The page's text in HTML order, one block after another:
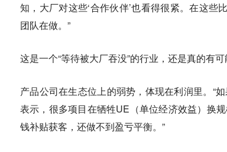
知，大厂对这些‘合作伙伴’也看得很紧。在这
团队在做。”
这是一个“等待被大厂吞没”的行业，还是真的有
产品公司在生态位上的弱势，体现在利润里。“
表示，很多项目在牺牲UE（单位经济效益）换
钱补贴获客，还做不到盈亏平衡。”